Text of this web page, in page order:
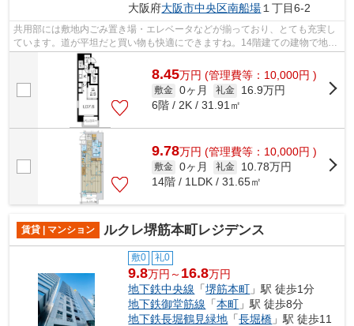
大阪府大阪市中央区南船場 １丁目6-2
共用部には敷地内ごみ置き場・エレベータなどが揃っており、とても充実し
ています。道が平坦だと買い物も快適にできますね。14階建ての建物で地域
にマッチしたマンション。平成30年築...
8.45万円 (管理費等：10,000円 )
敷金 0ヶ月 礼金
16.9万円
6階 / 2K / 31.91㎡
9.78万円 (管理費等：10,000円 )
敷金 0ヶ月 礼金
10.78万円
14階 / 1LDK / 31.65㎡
賃貸 | マンション ルクレ堺筋本町レジデンス
敷0 礼0
9.8万円～ 16.8万円
地下鉄中央線 「堺筋本町 」駅 徒歩1分
地下鉄御堂筋線 「本町 」駅 徒歩8分
地下鉄長堀鶴見緑地 「長堀橋 」駅 徒歩11